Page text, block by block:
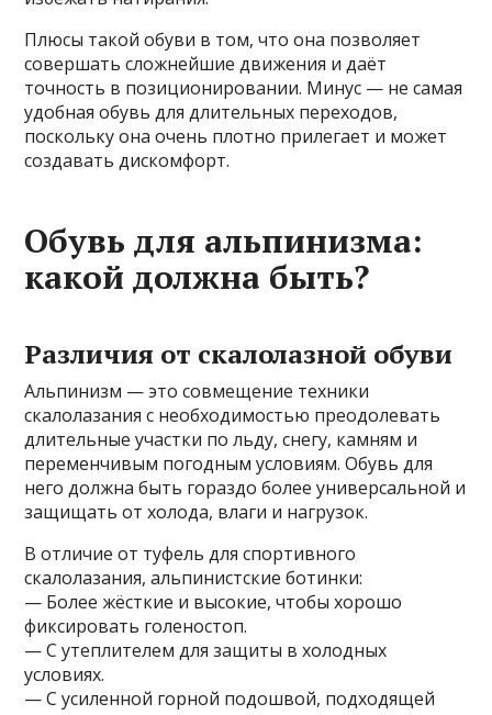
Плюсы такой обуви в том, что она позволяет
совершать сложнейшие движения и даёт
точность в позиционировании. Минус — не самая
удобная обувь для длительных переходов,
поскольку она очень плотно прилегает и может
создавать дискомфорт.
Обувь для альпинизма:
какой должна быть?
Различия от скалолазной обуви
Альпинизм — это совмещение техники
скалолазания с необходимостью преодолевать
длительные участки по льду, снегу, камням и
переменчивым погодным условиям. Обувь для
него должна быть гораздо более универсальной и
защищать от холода, влаги и нагрузок.
В отличие от туфель для спортивного
скалолазания, альпинистские ботинки:
— Более жёсткие и высокие, чтобы хорошо
фиксировать голеностоп.
— С утеплителем для защиты в холодных
условиях.
— С усиленной горной подошвой, подходящей